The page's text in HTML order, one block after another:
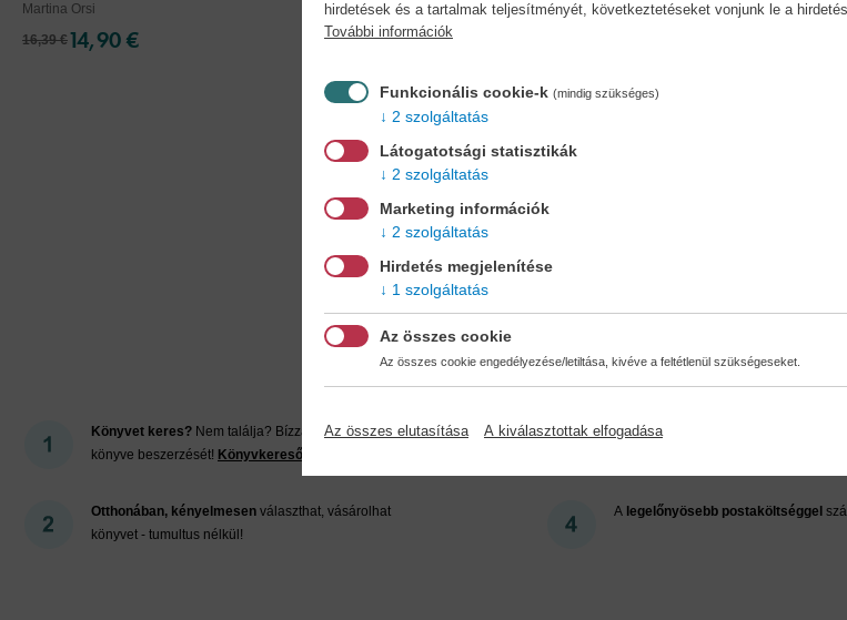
Martina Orsi
16,39 €14,90 €
Miért regisztráljon az
Könyvet keres? Nem találja? Bízza ránk kedvenc
könyve beszerzését! Könyvkereső-szolgálat
Otthonában, kényelmesen választhat, vásárolhat
könyvet - tumultus nélkül!
Kedvezmények, nyereményjátékok,
A legelőnyösebb postaköltséggel
hirdetések és a tartalmak teljesítményét, következtetéseket vonjunk le a
További információk
Funkcionális cookie-k (mindig szükséges)
2 szolgáltatás
Látogatotsági statisztikák
2 szolgáltatás
Marketing információk
2 szolgáltatás
Hirdetés megjelenítése
1 szolgáltatás
Az összes cookie
Az összes cookie engedélyezése/letiltása, kivéve a feltétlenül szükségeseket.
Az összes elutasítása A kiválasztottak elfogadása